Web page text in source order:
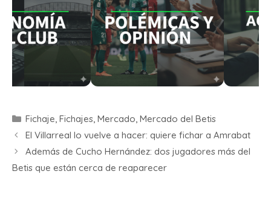
Fichaje, Fichajes, Mercado, Mercado del Betis
El Villarreal lo vuelve a hacer: quiere fichar a Amrabat
Además de Cucho Hernández: dos jugadores más del
Betis que están cerca de reaparecer